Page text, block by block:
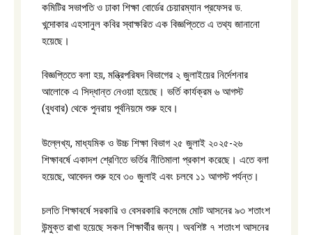
কমিটির সভাপতি ও ঢাকা শিক্ষা বোর্ডের চেয়ারম্যান প্রফেসর ড.
খন্দোকার এহসানুল কবির স্বাক্ষরিত এক বিজ্ঞপ্তিতে এ তথ্য জানানো
হয়েছে।
বিজ্ঞপ্তিতে বলা হয়, মন্ত্রিপরিষদ বিভাগের ২ জুলাইয়ের নির্দেশনার
আলোকে এ সিদ্ধান্ত নেওয়া হয়েছে। ভর্তি কার্যক্রম ৬ আগস্ট
(বুধবার) থেকে পুনরায় পূর্বনিয়মে শুরু হবে।
উল্লেখ্য, মাধ্যমিক ও উচ্চ শিক্ষা বিভাগ ২৫ জুলাই ২০২৫-২৬
শিক্ষাবর্ষে একাদশ শ্রেণিতে ভর্তির নীতিমালা প্রকাশ করেছে। এতে বলা
হয়েছে, আবেদন শুরু হবে ৩০ জুলাই এবং চলবে ১১ আগস্ট পর্যন্ত।
চলতি শিক্ষাবর্ষে সরকারি ও বেসরকারি কলেজে মোট আসনের ৯৩ শতাংশ
উন্মুক্ত রাখা হয়েছে সকল শিক্ষার্থীর জন্য। অবশিষ্ট ৭ শতাংশ আসনের